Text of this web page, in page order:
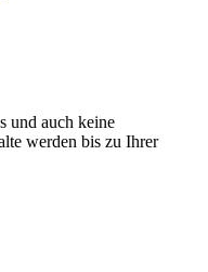
und auch keine
werden bis zu Ihrer